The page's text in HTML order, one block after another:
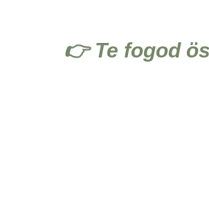
👉 Te fogod